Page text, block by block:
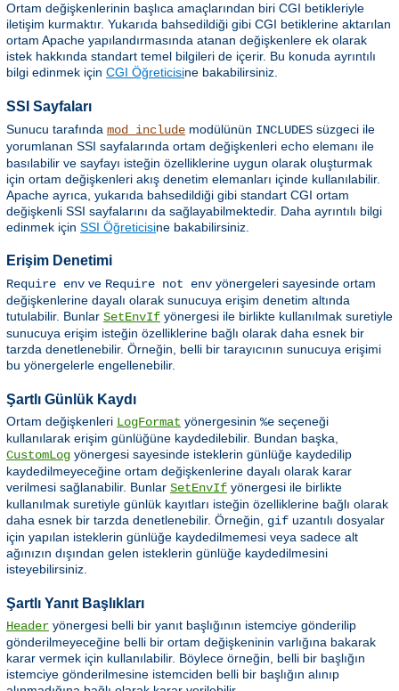
Ortam değişkenlerinin başlıca amaçlarından biri CGI betikleriyle
iletişim kurmaktır. Yukarıda bahsedildiği gibi CGI betiklerine aktarılan
ortam Apache yapılandırmasında atanan değişkenlere ek olarak
istek hakkında standart temel bilgileri de içerir. Bu konuda ayrıntılı
bilgi edinmek için CGI Öğreticisine bakabilirsiniz.
SSI Sayfaları
Sunucu tarafında mod_include modülünün INCLUDES süzgeci ile
yorumlanan SSI sayfalarında ortam değişkenleri echo elemanı ile
basılabilir ve sayfayı isteğin özelliklerine uygun olarak oluşturmak
için ortam değişkenleri akış denetim elemanları içinde kullanılabilir.
Apache ayrıca, yukarıda bahsedildiği gibi standart CGI ortam
değişkenli SSI sayfalarını da sağlayabilmektedir. Daha ayrıntılı bilgi
edinmek için SSI Öğreticisine bakabilirsiniz.
Erişim Denetimi
Require env ve Require not env yönergeleri sayesinde ortam
değişkenlerine dayalı olarak sunucuya erişim denetim altında
tutulabilir. Bunlar SetEnvIf yönergesi ile birlikte kullanılmak suretiyle
sunucuya erişim isteğin özelliklerine bağlı olarak daha esnek bir
tarzda denetlenebilir. Örneğin, belli bir tarayıcının sunucuya erişimi
bu yönergelerle engellenebilir.
Şartlı Günlük Kaydı
Ortam değişkenleri LogFormat yönergesinin %e seçeneği
kullanılarak erişim günlüğüne kaydedilebilir. Bundan başka,
CustomLog yönergesi sayesinde isteklerin günlüğe kaydedilip
kaydedilmeyeceğine ortam değişkenlerine dayalı olarak karar
verilmesi sağlanabilir. Bunlar SetEnvIf yönergesi ile birlikte
kullanılmak suretiyle günlük kayıtları isteğin özelliklerine bağlı olarak
daha esnek bir tarzda denetlenebilir. Örneğin, gif uzantılı dosyalar
için yapılan isteklerin günlüğe kaydedilmemesi veya sadece alt
ağınızın dışından gelen isteklerin günlüğe kaydedilmesini
isteyebilirsiniz.
Şartlı Yanıt Başlıkları
Header yönergesi belli bir yanıt başlığının istemciye gönderilip
gönderilmeyeceğine belli bir ortam değişkeninin varlığına bakarak
karar vermek için kullanılabilir. Böylece örneğin, belli bir başlığın
istemciye gönderilmesine istemciden belli bir başlığın alınıp